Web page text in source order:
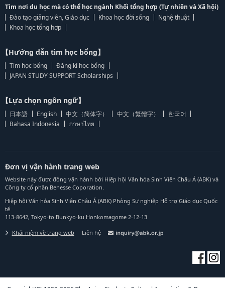
Tìm nơi du học mà có thể học ngành Khối tổng hợp (Tự nhiên và Xã hội)
Đào tạo giảng viên, Giáo dục
Khoa học đời sống
Nghệ thuật
Khoa học tổng hợp
【Hướng dẫn tìm học bổng】
Tìm học bổng
Đăng kí học bổng
JAPAN STUDY SUPPORT Scholarships
【Lựa chọn ngôn ngữ】
日本語 English 中文（简体字） 中文（繁體字）
한국어
Bahasa Indonesia
ภาษาไทย
Đơn vị vận hành trang web
Website này được đồng vận hành bởi Hiệp hội Văn hóa Sinh Viên Châu Á (ABK) và
Công ty cổ phần Benesse Coporation.
Hiệp hội Văn hóa Sinh Viên Châu Á (ABK) Phòng Sự nghiệp Hỗ trợ Giáo dục Quốc
tế
113-8642, Tokyo-to Bunkyo-ku Honkomagome 2-12-13
Khái niệm về trang web Liên hệ